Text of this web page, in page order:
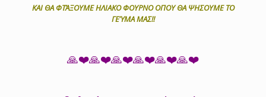
ΚΑΙ ΘΑ ΦΤΆΞΟΥΜΕ ΗΛΙΑΚΟ ΦΟΥΡΝΟ ΟΠΟΥ ΘΑ ΨΗΣΟΥΜΕ ΤΟ
ΓΕΎΜΑ ΜΑΣ!!
🙏❤️🙏❤️🙏❤️🙏❤️🙏❤️🙏❤️